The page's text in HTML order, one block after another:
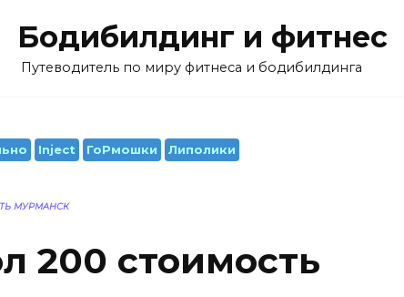
Бодибилдинг и фитнес
Путеводитель по миру фитнеса и бодибилдинга
Inject ГоРмошки Липолики
МУРМАНСК
200 стоимость